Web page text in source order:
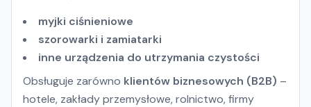
myjki ciśnieniowe
szorowarki i zamiatarki
inne urządzenia do utrzymania czystości
Obsługuje zarówno klientów biznesowych (B2B) –
hotele, zakłady przemysłowe, rolnictwo, firmy